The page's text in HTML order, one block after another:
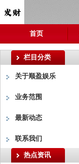
首页
栏目分类
关于顺盈娱乐
业务范围
最新动态
联系我们
热点资讯